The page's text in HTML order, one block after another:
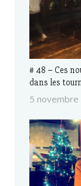
# 48 – Ces
dans les
5 novembre